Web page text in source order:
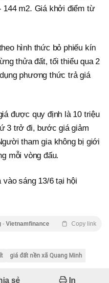
m2. Giá khởi điểm từ
hình thức bỏ phiếu kín
thửa đất, tối thiểu qua 2
phương thức trả giá
được quy định là 10 triệu
3 trở đi, bước giá giảm
tham gia không bị giới
mỗi vòng đấu.
vào sáng 13/6 tại hội
- Vietnamfinance Copy link
giá đất nền xã Quang Minh
sẻ In